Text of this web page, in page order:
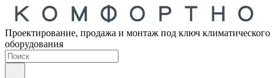
Проектирование, продажа и монтаж под ключ климатического
оборудования